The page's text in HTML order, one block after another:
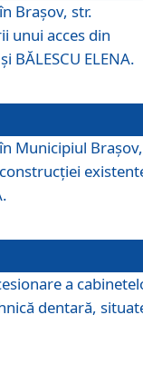
Braşov, str.
unui acces din
BĂLESCU ELENA.
Municipiul
a
dentară,